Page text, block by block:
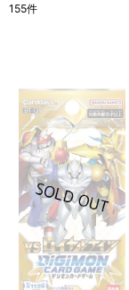
並び順:
155件